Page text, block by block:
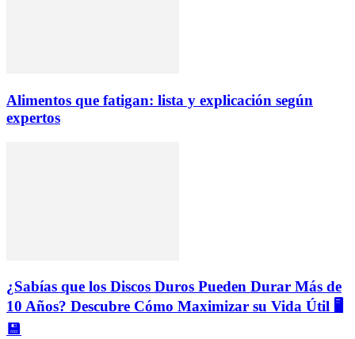
Alimentos que fatigan: lista y explicación según
expertos
¿Sabías que los Discos Duros Pueden Durar Más de
10 Años? Descubre Cómo Maximizar su Vida Útil 🖥️
💾